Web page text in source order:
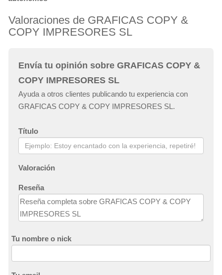
Valoraciones de GRAFICAS COPY &
COPY IMPRESORES SL
Envía tu opinión sobre GRAFICAS COPY &
COPY IMPRESORES SL
Ayuda a otros clientes publicando tu experiencia con
GRAFICAS COPY & COPY IMPRESORES SL.
Título
Valoración
Reseña
Tu nombre o nick